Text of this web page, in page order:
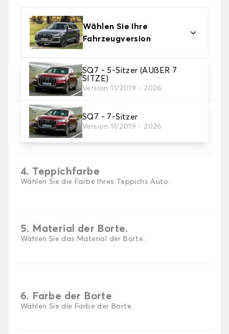
Wählen Sie Ihre
Fahrzeugversion
SQ7 - 5-Sitzer (AUßER 7
SITZE)
Version 11/2019 - 2026
SQ7 - 7-Sitzer
Version 11/2019 - 2026
2. Material
Wählen Sie das Material Ihres Autofussmatten
3. Set-Auswahl
Wählen Sie die Anzahl der Automatten, die Sie
benötigen.
4. Teppichfarbe
Wählen Sie die Farbe Ihres Teppichs Auto.
5. Material der Borte.
Wählen Sie das Material der Borte.
6. Farbe der Borte
Wählen Sie die Farbe der Borte.